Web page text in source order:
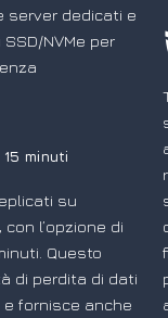
server dedicati e
NVMe per
minuti
su
l’opzione di
Questo
di perdita di dati
fornisce anche